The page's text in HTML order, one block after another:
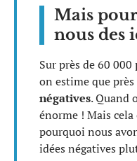
Mais
nous des
Sur près de 60 000
on estime que près
négatives. Quand
énorme ! Mais
pourquoi nous
idées négatives